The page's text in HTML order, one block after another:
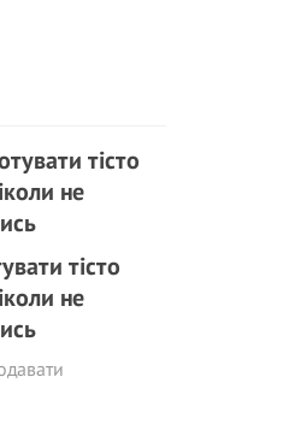
тісто
не